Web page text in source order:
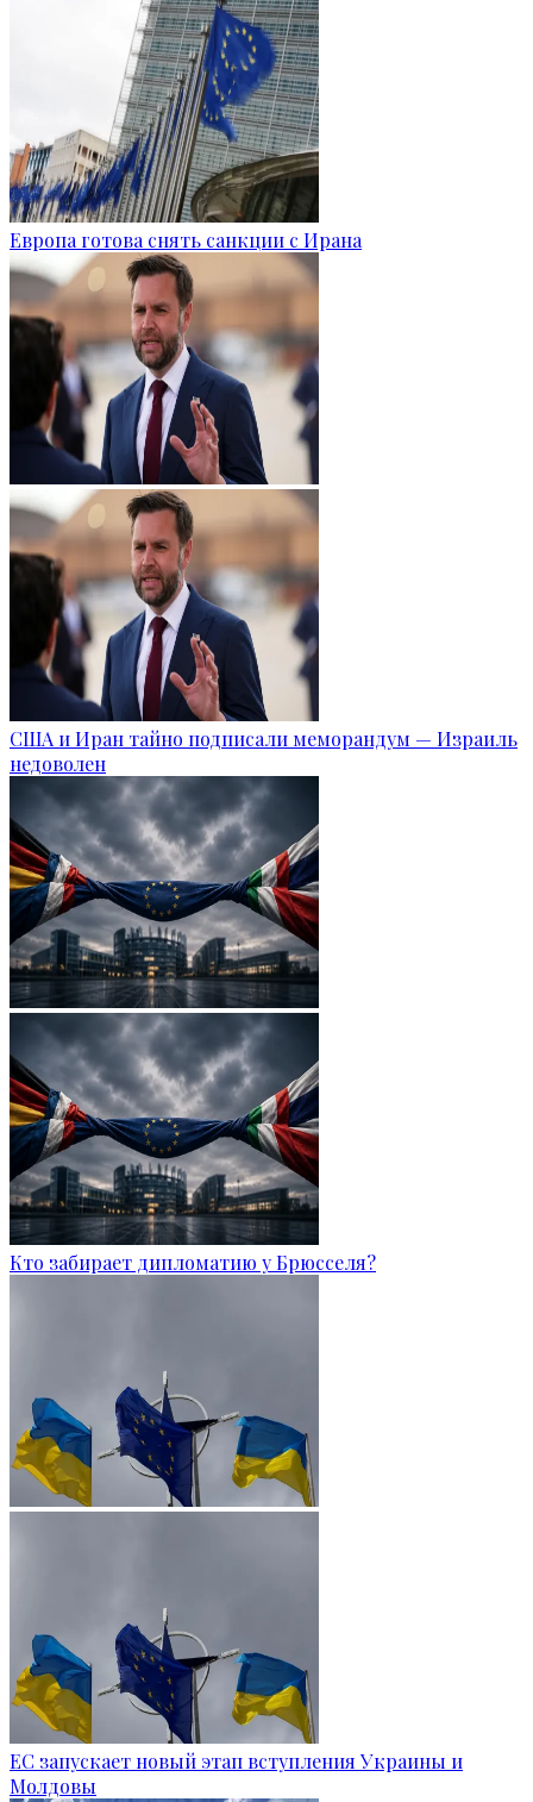
Европа готова снять санкции с Ирана
США и Иран тайно подписали меморандум — Израиль
недоволен
Кто забирает дипломатию у Брюсселя?
ЕС запускает новый этап вступления Украины и
Молдовы